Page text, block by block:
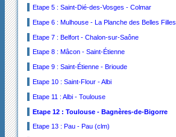
Etape 5 : Saint-Dié-des-Vosges - Colmar
Etape 6 : Mulhouse - La Planche des Belles Filles
Etape 7 : Belfort - Chalon-sur-Saône
Etape 8 : Mâcon - Saint-Étienne
Etape 9 : Saint-Étienne - Brioude
Etape 10 : Saint-Flour - Albi
Etape 11 : Albi - Toulouse
Etape 12 : Toulouse - Bagnères-de-Bigorre
Etape 13 : Pau - Pau (clm)